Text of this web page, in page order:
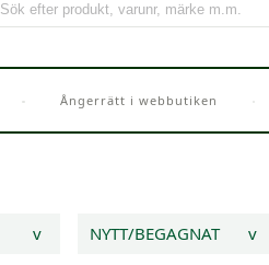
Sök efter produkt, varunr, märke m.m.
Ångerrätt i webbutiken
v NYTT/BEGAGNAT v